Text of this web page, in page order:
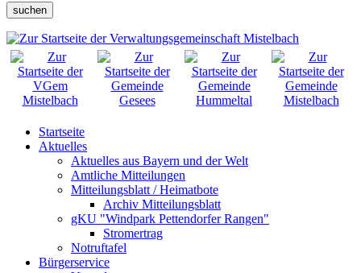
suchen
Startseite
Aktuelles
Aktuelles aus Bayern und der Welt
Amtliche Mitteilungen
Mitteilungsblatt / Heimatbote
Archiv Mitteilungsblatt
gKU "Windpark Pettendorfer Rangen"
Stromertrag
Notruftafel
Bürgerservice